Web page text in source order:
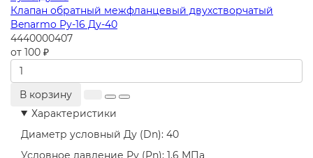
Клапан обратный межфланцевый двухстворчатый
Benarmo Ру-16 Ду-40
4440000407
от 100 ₽
В корзину
Характеристики
Диаметр условный Ду (Dn): 40
Условное давление Ру (Pn): 1,6 МПа